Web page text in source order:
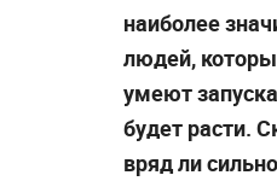
наиболее
людей,
умеют
будет расти.
вряд ли